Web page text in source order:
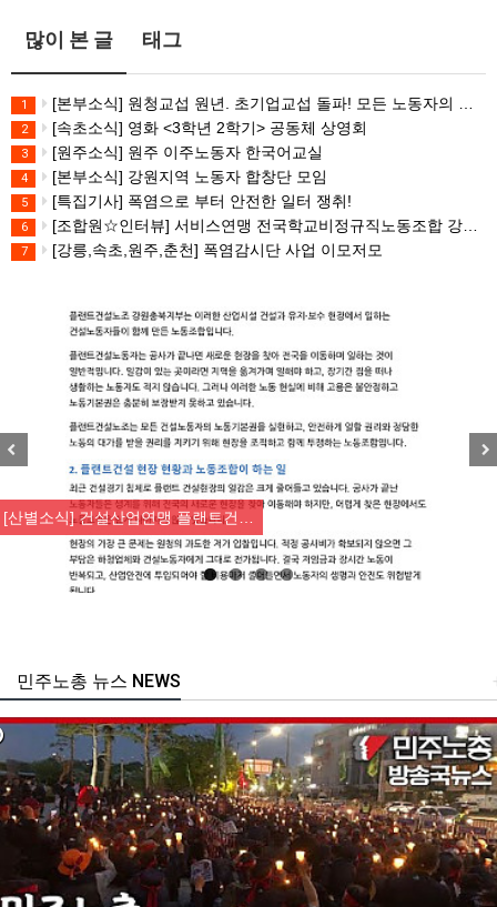
많이 본 글 태그
1 [본부소식] 원청교섭 원년. 초기업교섭 돌파! 모든 노동자의 노동기본권 쟁취! 민주노총 7.15 총파업대회
2 [속초소식] 영화 <3학년 2학기> 공동체 상영회
3 [원주소식] 원주 이주노동자 한국어교실
4 [본부소식] 강원지역 노동자 합창단 모임
5 [특집기사] 폭염으로 부터 안전한 일터 쟁취!
6 [조합원☆인터뷰] 서비스연맹 전국학교비정규직노동조합 강원지부 김유미 춘천지회장
7 [강릉,속초,원주,춘천] 폭염감시단 사업 이모저모
[산별소식] 건설산업연맹 플랜트건…
주노총 뉴스 NEWS